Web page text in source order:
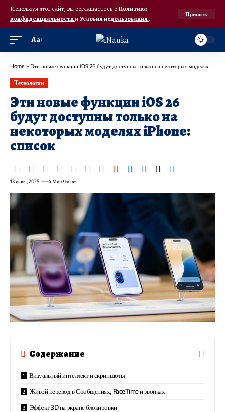
Используя этот сайт, вы соглашаетесь с Политика
конфиденциальностииУсловия использования.
Принять
Аа
Home » Эти новые функции iOS 26 будут доступны только на некоторых моделях iPhone: список
Технологии
Эти новые функции iOS 26
будут доступны только на
некоторых моделях iPhone:
список
13 июня, 2025 4 Мин Чтения
Содержание
Визуальный интеллект и скриншоты
Живой перевод в Сообщениях, FaceTime и звонках
Эффект 3D на экране блокировки